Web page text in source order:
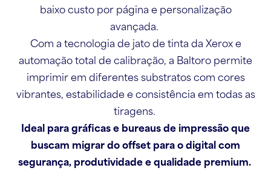
baixo custo por página e personalização
avançada.
Com a tecnologia de jato de tinta da Xerox e
automação total de calibração, a Baltoro permite
imprimir em diferentes substratos com cores
vibrantes, estabilidade e consistência em todas as
tiragens.
Ideal para gráficas e bureaus de impressão que
buscam migrar do offset para o digital com
segurança, produtividade e qualidade premium.